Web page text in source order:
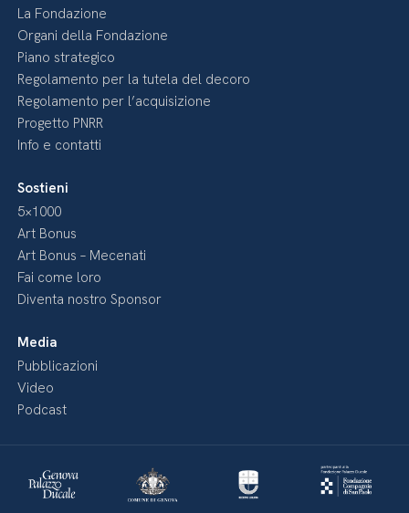
La Fondazione
Organi della Fondazione
Piano strategico
Regolamento per la tutela del decoro
Regolamento per l’acquisizione
Progetto PNRR
Info e contatti
Sostieni
5×1000
Art Bonus
Art Bonus – Mecenati
Fai come loro
Diventa nostro Sponsor
Media
Pubblicazioni
Video
Podcast